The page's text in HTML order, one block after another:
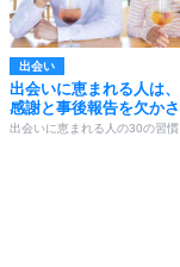
出会い
出会いに恵まれる人は
感謝と事後報告を欠かさ
出会いに恵まれる人の30の習慣